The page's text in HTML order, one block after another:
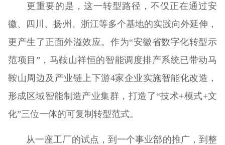
更重要的是，这一转型路径，不仅正在通过安
徽、四川、扬州、浙江等多个基地的实践向外延伸，
更产生了正面外溢效应。作为“安徽省数字化转型示
范项目”，马鞍山祥恒的智能调度排产系统已带动马
鞍山周边及产业链上下游4家企业实施智能化改造，
形成区域智能制造产业集群，打造了“技术+模式+文
化”三位一体的可复制转型范式。
从一座工厂的试点，到一个事业部的推广，到整